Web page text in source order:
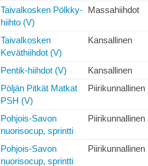
Taivalkosken Pölkky-
hiihto (V)
Massahiihdot
Taivalkosken
Keväthiihdot (V)
Kansallinen
Pentik-hiihdot (V)
Kansallinen
Pöljän Pitkät Matkat
PSH (V)
Piirikunnallinen
Pohjois-Savon
nuorisocup, sprintti
Piirikunnallinen
Pohjois-Savon
nuorisocup, sprintti
Piirikunnallinen